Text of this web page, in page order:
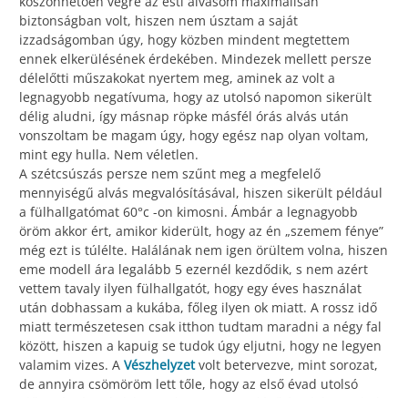
biztonságban volt, hiszen nem úsztam a saját
izzadságomban úgy, hogy közben mindent megtettem
ennek elkerülésének érdekében. Mindezek mellett persze
délelőtti műszakokat nyertem meg, aminek az volt a
legnagyobb negatívuma, hogy az utolsó napomon sikerült
délig aludni, így másnap röpke másfél órás alvás után
vonszoltam be magam úgy, hogy egész nap olyan voltam,
mint egy hulla. Nem véletlen.
A szétcsúszás persze nem szűnt meg a megfelelő
mennyiségű alvás megvalósításával, hiszen sikerült például
a fülhallgatómat 60°c -on kimosni. Ámbár a legnagyobb
öröm akkor ért, amikor kiderült, hogy az én „szemem fénye”
még ezt is túlélte. Halálának nem igen örültem volna, hiszen
eme modell ára legalább 5 ezernél kezdődik, s nem azért
vettem tavaly ilyen fülhallgatót, hogy egy éves használat
után dobhassam a kukába, főleg ilyen ok miatt. A rossz idő
miatt természetesen csak itthon tudtam maradni a négy fal
között, hiszen a kapuig se tudok úgy eljutni, hogy ne legyen
valamim vizes. A Vészhelyzet volt betervezve, mint sorozat,
de annyira csömöröm lett tőle, hogy az első évad utolsó